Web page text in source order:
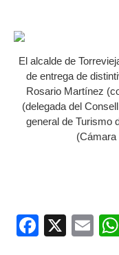
El alcalde de
de entrega de
Rosario Martínez
(delegada del
general de Turismo
(Cámara
X